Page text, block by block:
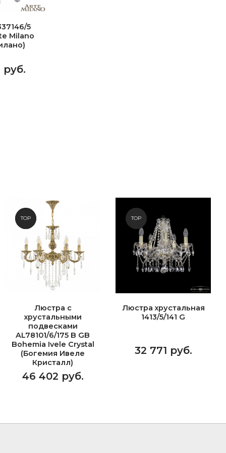
5
Milano
руб.
NEW
TOP
Люстра с
хрустальными
подвесками
AL78101/6/175 B GB
Bohemia Ivele Crystal
(Богемия Ивеле
Кристалл)
46 402 руб.
TOP
Люстра хрустальная
1413/5/141 G
32 771 руб.